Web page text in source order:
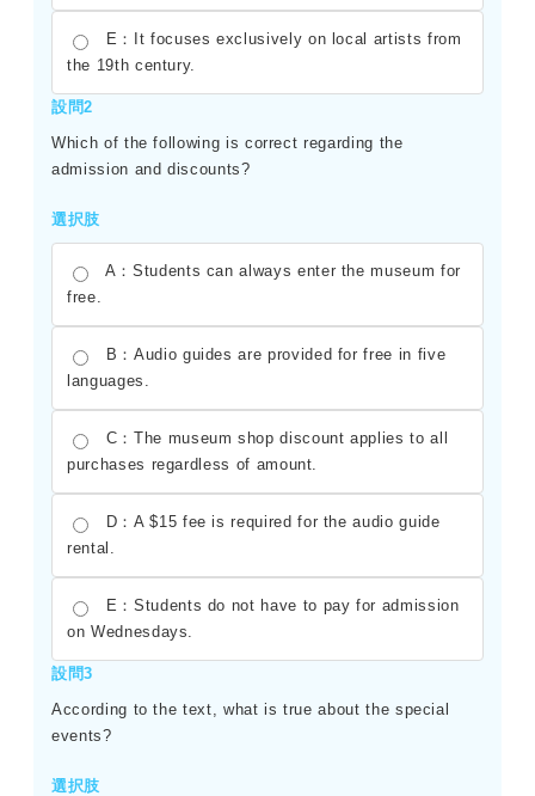
E：It focuses exclusively on local artists from
the 19th century.
設問2
Which of the following is correct regarding the
admission and discounts?
選択肢
A：Students can always enter the museum for
free.
B：Audio guides are provided for free in five
languages.
C：The museum shop discount applies to all
purchases regardless of amount.
D：A $15 fee is required for the audio guide
rental.
E：Students do not have to pay for admission
on Wednesdays.
設問3
According to the text, what is true about the special
events?
選択肢